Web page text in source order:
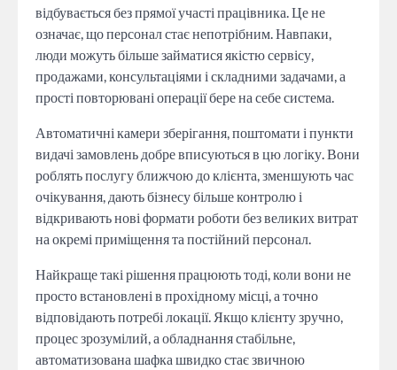
відбувається без прямої участі працівника. Це не
означає, що персонал стає непотрібним. Навпаки,
люди можуть більше займатися якістю сервісу,
продажами, консультаціями і складними задачами, а
прості повторювані операції бере на себе система.
Автоматичні камери зберігання, поштомати і пункти
видачі замовлень добре вписуються в цю логіку. Вони
роблять послугу ближчою до клієнта, зменшують час
очікування, дають бізнесу більше контролю і
відкривають нові формати роботи без великих витрат
на окремі приміщення та постійний персонал.
Найкраще такі рішення працюють тоді, коли вони не
просто встановлені в прохідному місці, а точно
відповідають потребі локації. Якщо клієнту зручно,
процес зрозумілий, а обладнання стабільне,
автоматизована шафка швидко стає звичною